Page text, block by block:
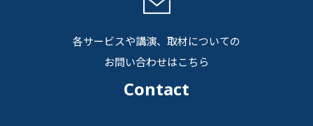
各サービスや講演、取材についての
お問い合わせはこちら
Contact